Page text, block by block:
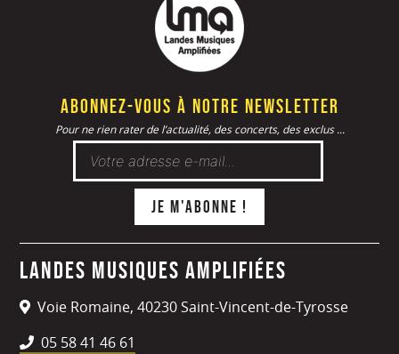
Abonnez-vous à notre newsletter
Pour ne rien rater de l’actualité, des concerts, des exclus ...
Landes Musiques Amplifiées
Voie Romaine, 40230 Saint-Vincent-de-Tyrosse
05 58 41 46 61